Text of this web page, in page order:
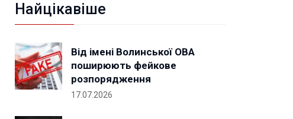
Найцікавіше
Від імені Волинської ОВА
поширюють фейкове
розпорядження
17.07.2026